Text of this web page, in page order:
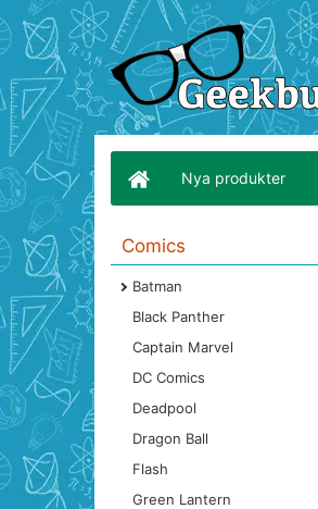
Nya produkter
Comics
Batman
Black Panther
Captain Marvel
DC Comics
Deadpool
Dragon Ball
Flash
Green Lantern